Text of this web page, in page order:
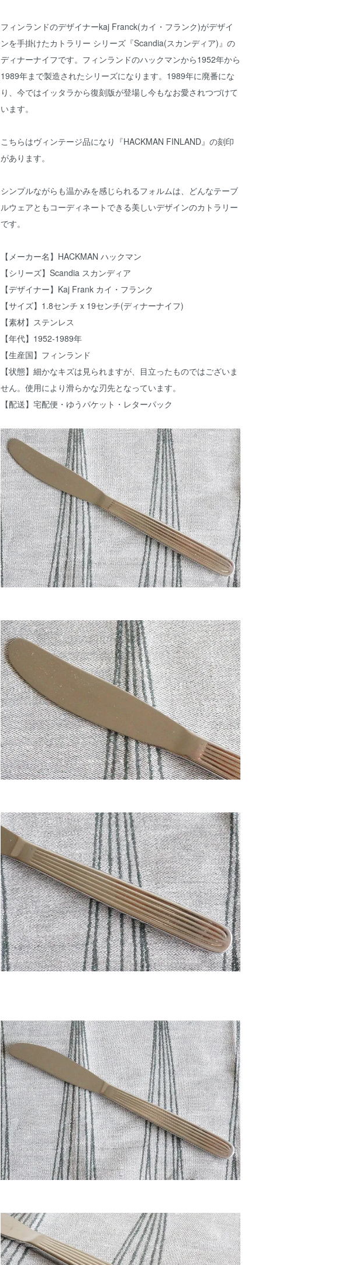
フィンランドのデザイナーkaj Franck(カイ・フランク)がデザイ
ンを手掛けたカトラリー シリーズ『Scandia(スカンディア)』の
ディナーナイフです。フィンランドのハックマンから1952年から
1989年まで製造されたシリーズになります。1989年に廃番にな
り、今ではイッタラから復刻版が登場し今もなお愛されつづけて
います。
こちらはヴィンテージ品になり『HACKMAN FINLAND』の刻印
があります。
シンプルながらも温かみを感じられるフォルムは、どんなテーブ
ルウェアともコーディネートできる美しいデザインのカトラリー
です。
【メーカー名】HACKMAN ハックマン
【シリーズ】Scandia スカンディア
【デザイナー】Kaj Frank カイ・フランク
【サイズ】1.8センチ x 19センチ(ディナーナイフ)
【素材】ステンレス
【年代】1952-1989年
【生産国】フィンランド
【状態】細かなキズは見られますが、目立ったものではございま
せん。使用により滑らかな刃先となっています。
【配送】宅配便・ゆうパケット・レターパック